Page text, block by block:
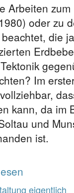
Arbeiten
oder zu
die
Im
kann, da im
und
ist.
eigentlich